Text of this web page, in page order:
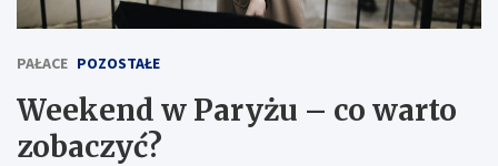
PAŁACE POZOSTAŁE
Weekend w Paryżu – co warto
zobaczyć?